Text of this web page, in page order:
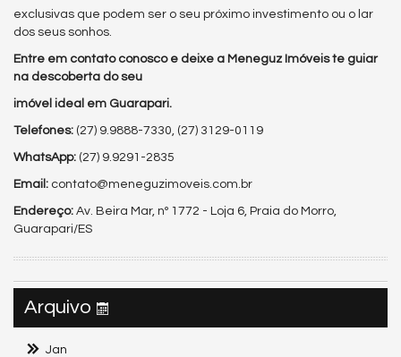
exclusivas que podem ser o seu próximo investimento ou o lar
dos seus sonhos.
Entre em contato conosco e deixe a Meneguz Imóveis te guiar
na descoberta do seu
imóvel ideal em Guarapari.
Telefones: (27) 9.9888-7330, (27) 3129-0119
WhatsApp: (27) 9.9291-2835
Email: contato@meneguzimoveis.com.br
Endereço: Av. Beira Mar, nº 1772 - Loja 6, Praia do Morro,
Guarapari/ES
Arquivo
Jan